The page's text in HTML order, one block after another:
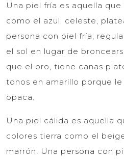
Una piel fría es aquella
como el azul, celeste,
persona con piel fría,
el sol en lugar de
que el oro, tiene canas
tonos en amarillo porque le
opaca.
Una piel cálida es aquella
colores tierra como el
marrón. Una persona con